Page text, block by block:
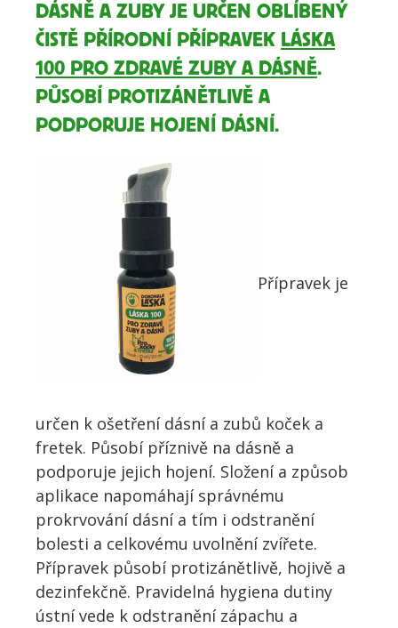
DÁSNĚ A ZUBY JE URČEN OBLÍBENÝ
ČISTĚ PŘÍRODNÍ PŘÍPRAVEK
LÁSKA
100 PRO ZDRAVÉ ZUBY A DÁSNĚ.
PŮSOBÍ PROTIZÁNĚTLIVĚ A
PODPORUJE HOJENÍ DÁSNÍ.
Přípravek je
určen k ošetření dásní a zubů koček a
fretek. Působí příznivě na dásně a
podporuje jejich hojení. Složení a způsob
aplikace napomáhají správnému
prokrvování dásní a tím i odstranění
bolesti a celkovému uvolnění zvířete.
Přípravek působí protizánětlivě, hojivě a
dezinfekčně. Pravidelná hygiena dutiny
ústní vede k odstranění zápachu a